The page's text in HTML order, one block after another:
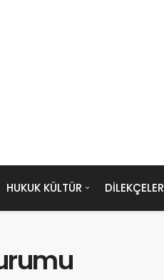
HUKUK KÜLTÜR DILEKÇELER